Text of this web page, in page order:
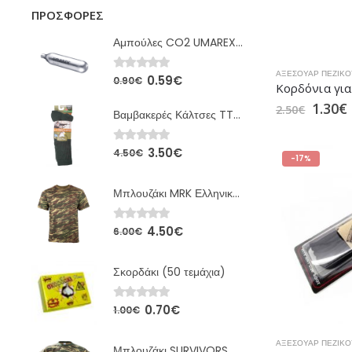
ΑΞΕΣΟΥΆΡ
2.50€ 1.30€
-17%
ΑΞΕΣΟΥΆΡ
ΠΡΟΣΦΟΡΈΣ
Αμπούλες CO2 UMAREX 12gr
0out of 5
0.90€ 0.59€
Βαμβακερές Κάλτσες TTKs Χακί MRK
0out of 5
4.50€ 3.50€
Μπλουζάκι MRK Ελληνικής Παραλλαγής
0out of 5
6.00€ 4.50€
Σκορδάκι (50 τεμάχια)
0out of 5
1.00€ 0.70€